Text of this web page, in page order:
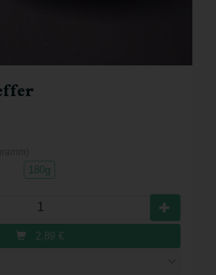
180g
2,89 €